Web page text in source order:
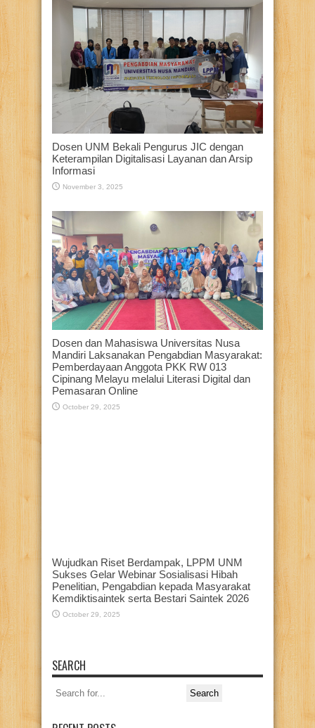
Dosen UNM Bekali Pengurus JIC dengan
Keterampilan Digitalisasi Layanan dan Arsip
Informasi
November 3, 2025
Dosen dan Mahasiswa Universitas Nusa
Mandiri Laksanakan Pengabdian Masyarakat:
Pemberdayaan Anggota PKK RW 013
Cipinang Melayu melalui Literasi Digital dan
Pemasaran Online
October 29, 2025
Wujudkan Riset Berdampak, LPPM UNM
Sukses Gelar Webinar Sosialisasi Hibah
Penelitian, Pengabdian kepada Masyarakat
Kemdiktisaintek serta Bestari Saintek 2026
October 29, 2025
SEARCH
Search
for: